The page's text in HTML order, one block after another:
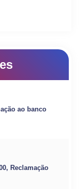
ao banco
Reclamação